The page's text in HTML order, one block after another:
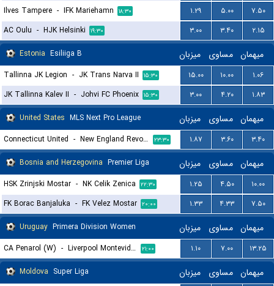
Ilves Tampere - IFK Mariehamn ۱۸:۳۰ ۱.۲۹ ۵.۰۰
۷.۵۰
AC Oulu - HJK Helsinki ۱۹:۳۰ ۳.۰۰ ۳.۴۰
۲.۱۵
Estonia Esiliiga B میزبان مساوی میهمان
Tallinna JK Legion - JK Trans Narva II ۱۵:۳۰ ۱۵.۰۰ ۱۰.۰۰
۱.۰۶
JK Tallinna Kalev II - Johvi FC Phoenix ۱۵:۳۰ ۳.۰۰ ۴.۲۰
۱.۸۳
United States MLS Next Pro League میزبان مساوی میهمان
Connecticut United - New England Revolution II ۲۳:۳۰ ۱.۸۷ ۳.۶۰
۳.۴۰
Bosnia and Herzegovina Premier Liga میزبان مساوی میهمان
HSK Zrinjski Mostar - NK Celik Zenica ۲۲:۳۰ ۱.۲۵ ۴.۵۰
۱۰.۰۰
FK Borac Banjaluka - FK Velez Mostar ۲۰:۰۰ ۱.۳۳ ۴.۳۳
۷.۵۰
Uruguay Primera Division Women میزبان مساوی میهمان
CA Penarol (W) - Liverpool Montevideo (W) ۲۱:۰۰ ۱.۱۰ ۷.۰۰
۱۳.۲۵
Moldova Super Liga میزبان مساوی میهمان